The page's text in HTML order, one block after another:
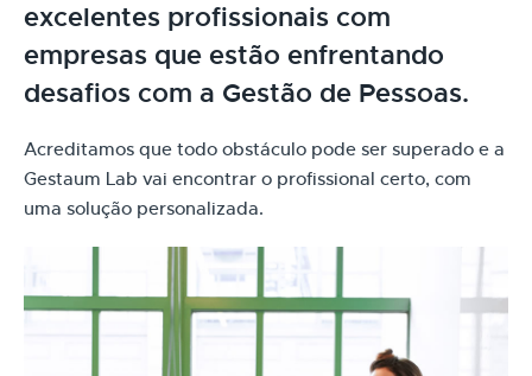
excelentes profissionais com
empresas que estão enfrentando
desafios com a Gestão de Pessoas.
Acreditamos que todo obstáculo pode ser superado e a
Gestaum Lab vai encontrar o profissional certo, com
uma solução personalizada.